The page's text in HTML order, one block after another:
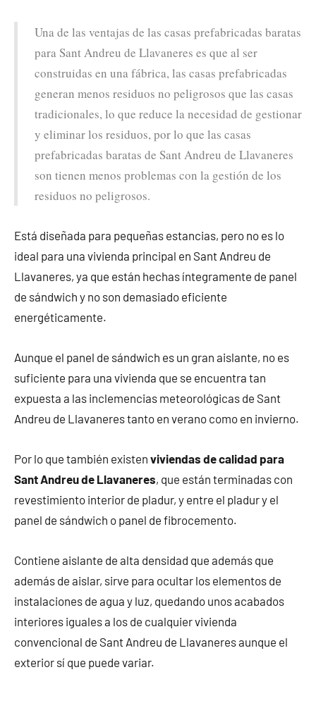
Una de las ventajas de las casas prefabricadas baratas
para Sant Andreu de Llavaneres es que al ser
construidas en una fábrica, las casas prefabricadas
generan menos residuos no peligrosos que las casas
tradicionales, lo que reduce la necesidad de gestionar
y eliminar los residuos, por lo que las casas
prefabricadas baratas de Sant Andreu de Llavaneres
son tienen menos problemas con la gestión de los
residuos no peligrosos.
Está diseñada para pequeñas estancias, pero no es lo
ideal para una vivienda principal en Sant Andreu de
Llavaneres, ya que están hechas íntegramente de panel
de sándwich y no son demasiado eficiente
energéticamente.
Aunque el panel de sándwich es un gran aislante, no es
suficiente para una vivienda que se encuentra tan
expuesta a las inclemencias meteorológicas de Sant
Andreu de Llavaneres tanto en verano como en invierno.
Por lo que también existen viviendas de calidad para
Sant Andreu de Llavaneres, que están terminadas con
revestimiento interior de pladur, y entre el pladur y el
panel de sándwich o panel de fibrocemento.
Contiene aislante de alta densidad que además que
además de aislar, sirve para ocultar los elementos de
instalaciones de agua y luz, quedando unos acabados
interiores iguales a los de cualquier vivienda
convencional de Sant Andreu de Llavaneres aunque el
exterior sí que puede variar.